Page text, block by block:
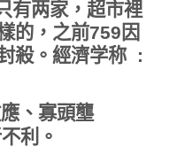
两家，超市裡
的，之前759因
殺。經濟学称 :
、寡頭壟
利。